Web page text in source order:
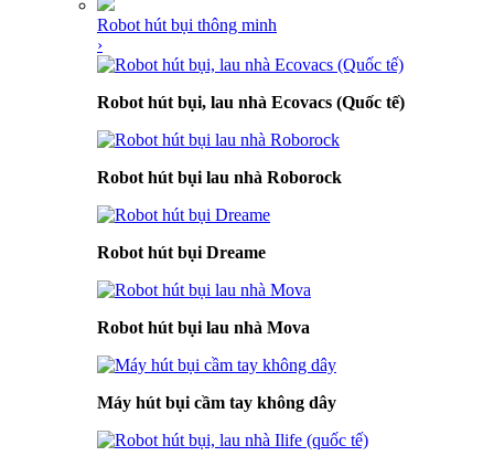
Robot hút bụi thông minh
›
Robot hút bụi, lau nhà Ecovacs (Quốc tế)
Robot hút bụi lau nhà Roborock
Robot hút bụi Dreame
Robot hút bụi lau nhà Mova
Máy hút bụi cầm tay không dây